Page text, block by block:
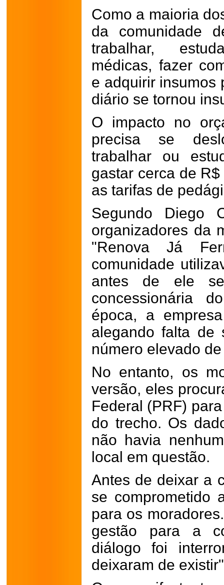
Como a maioria
da comunidade
trabalhar,
médicas, fazer
e adquirir insumos
diário se tornou
O impacto no
precisa se
trabalhar ou
gastar cerca de
as tarifas de
Segundo Diego
organizadores da
"Renova Já
comunidade
antes de ele
concessionária
época, a
alegando falta de
número elevado
No entanto, os
versão, eles
Federal (PRF)
do trecho. Os
não havia
local em questão.
Antes de deixar a
se comprometido
para os
gestão para a
diálogo foi
deixaram de